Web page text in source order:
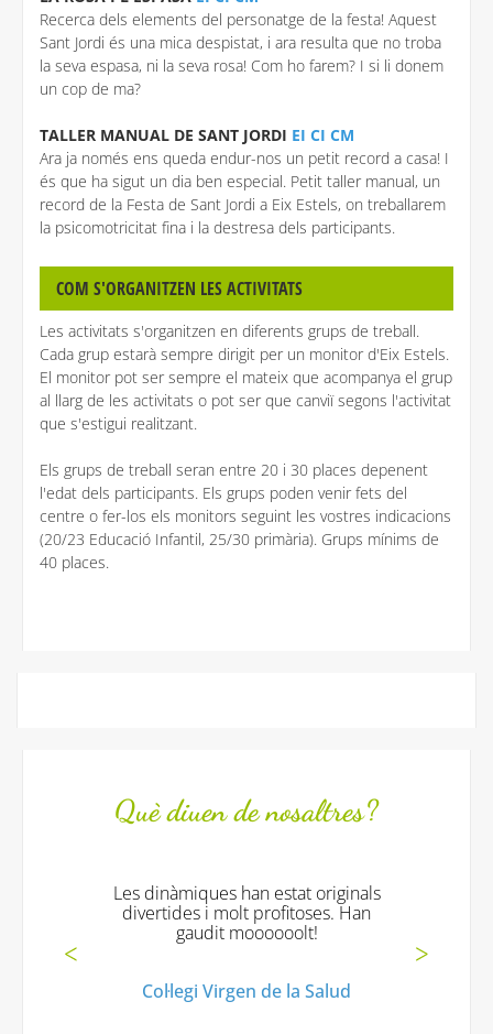
Recerca dels elements del personatge de la festa! Aquest
Sant Jordi és una mica despistat, i ara resulta que no troba
la seva espasa, ni la seva rosa! Com ho farem? I si li donem
un cop de ma?
TALLER MANUAL DE SANT JORDI EI CI CM
Ara ja només ens queda endur-nos un petit record a casa! I
és que ha sigut un dia ben especial. Petit taller manual, un
record de la Festa de Sant Jordi a Eix Estels, on treballarem
la psicomotricitat fina i la destresa dels participants.
COM S'ORGANITZEN LES ACTIVITATS
Les activitats s'organitzen en diferents grups de treball.
Cada grup estarà sempre dirigit per un monitor d'Eix Estels.
El monitor pot ser sempre el mateix que acompanya el grup
al llarg de les activitats o pot ser que canviï segons l'activitat
que s'estigui realitzant.
Els grups de treball seran entre 20 i 30 places depenent
l'edat dels participants. Els grups poden venir fets del
centre o fer-los els monitors seguint les vostres indicacions
(20/23 Educació Infantil, 25/30 primària). Grups mínims de
40 places.
Què diuen de nosaltres?
Les dinàmiques han estat originals
divertides i molt profitoses. Han
gaudit moooooolt!
Col·legi Virgen de la Salud